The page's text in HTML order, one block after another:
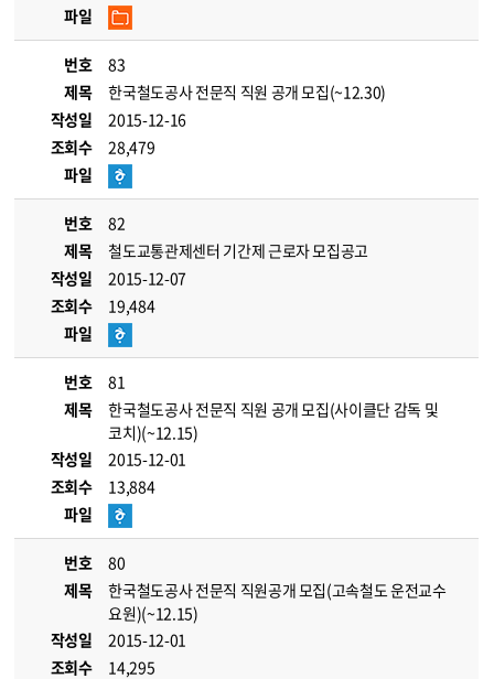
파일
번호
83
제목
한국철도공사 전문직 직원 공개 모집(~12.30)
작성일
2015-12-16
조회수
28,479
파일
번호
82
제목
철도교통관제센터 기간제 근로자 모집공고
작성일
2015-12-07
조회수
19,484
파일
번호
81
제목
한국철도공사 전문직 직원 공개 모집(사이클단 감독 및
코치)(~12.15)
작성일
2015-12-01
조회수
13,884
파일
번호
80
제목
한국철도공사 전문직 직원공개 모집(고속철도 운전교수
요원)(~12.15)
작성일
2015-12-01
조회수
14,295